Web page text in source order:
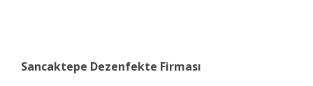
Sancaktepe Dezenfekte Firması